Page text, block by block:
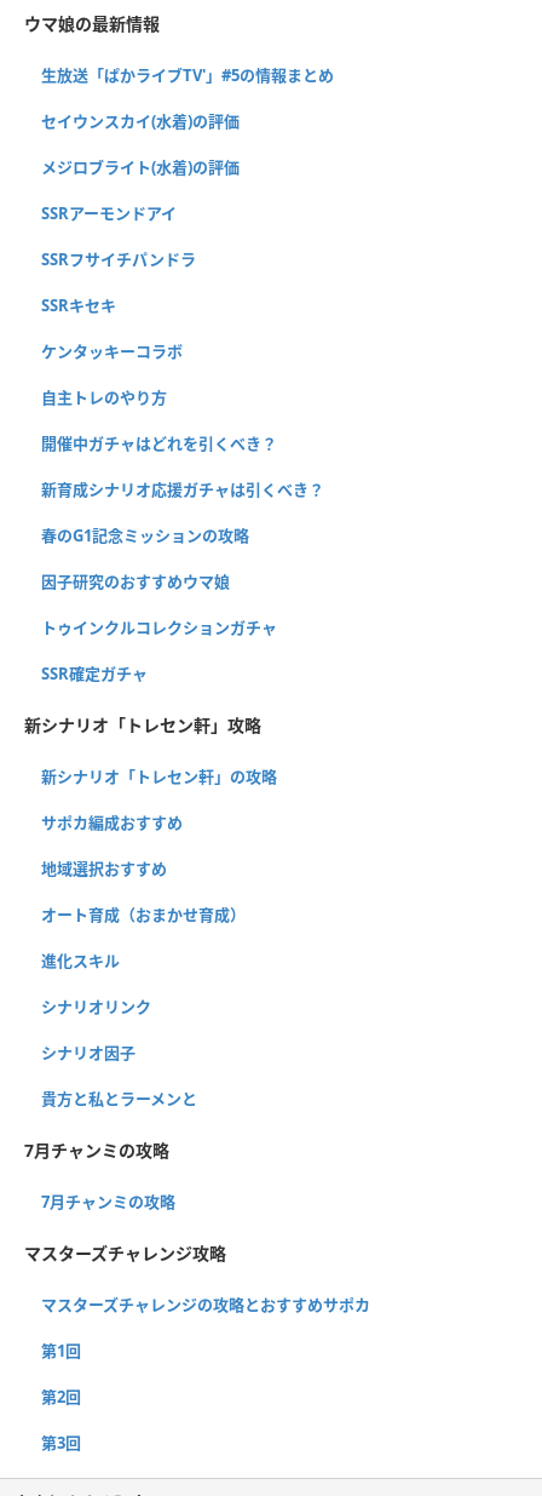
ウマ娘の最新情報
生放送「ぱかライブTV'」#5の情報まとめ
セイウンスカイ(水着)の評価
メジロブライト(水着)の評価
SSRアーモンドアイ
SSRフサイチパンドラ
SSRキセキ
ケンタッキーコラボ
自主トレのやり方
開催中ガチャはどれを引くべき？
新育成シナリオ応援ガチャは引くべき？
春のG1記念ミッションの攻略
因子研究のおすすめウマ娘
トゥインクルコレクションガチャ
SSR確定ガチャ
新シナリオ「トレセン軒」攻略
新シナリオ「トレセン軒」の攻略
サポカ編成おすすめ
地域選択おすすめ
オート育成（おまかせ育成）
進化スキル
シナリオリンク
シナリオ因子
貴方と私とラーメンと
7月チャンミの攻略
7月チャンミの攻略
マスターズチャレンジ攻略
マスターズチャレンジの攻略とおすすめサポカ
第1回
第2回
第3回